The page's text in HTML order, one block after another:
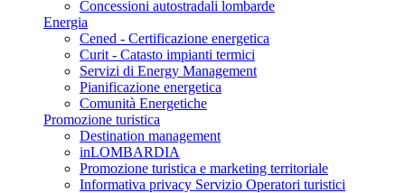
Concessioni autostradali lombarde
Energia
Cened - Certificazione energetica
Curit - Catasto impianti termici
Servizi di Energy Management
Pianificazione energetica
Comunità Energetiche
Promozione turistica
Destination management
inLOMBARDIA
Promozione turistica e marketing territoriale
Informativa privacy Servizio Operatori turistici